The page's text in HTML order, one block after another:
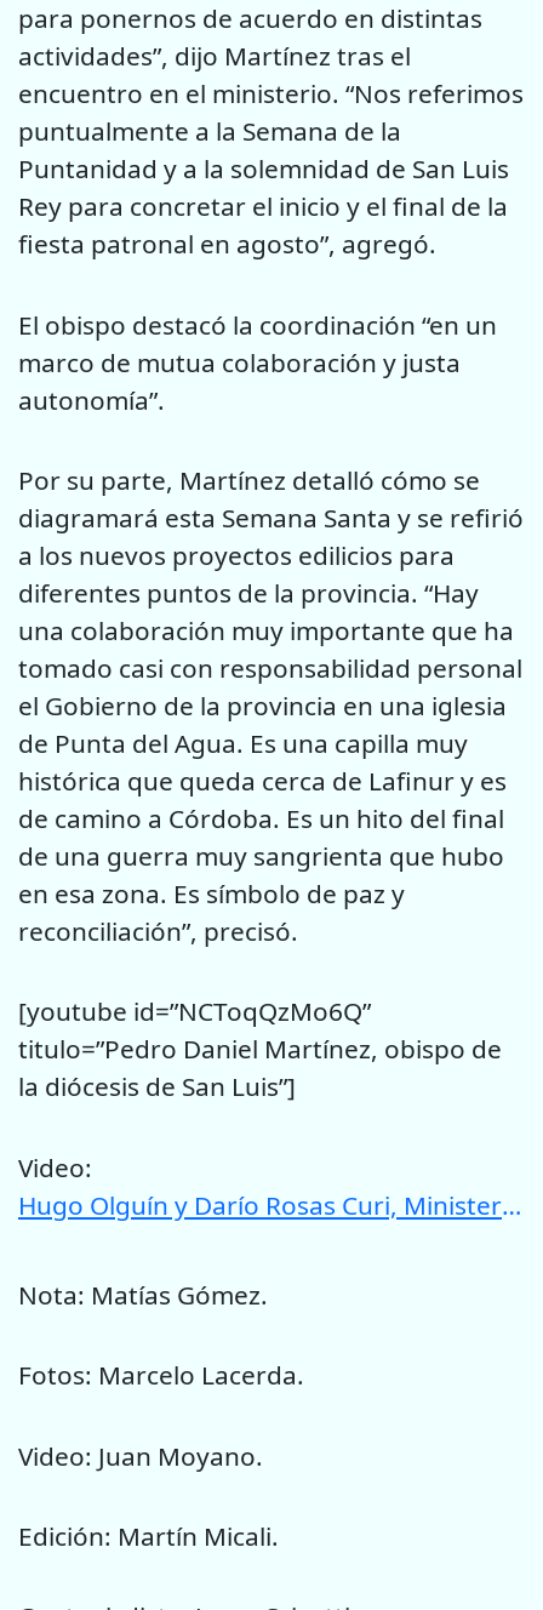
para ponernos de acuerdo en distintas
actividades”, dijo Martínez tras el
encuentro en el ministerio. “Nos referimos
puntualmente a la Semana de la
Puntanidad y a la solemnidad de San Luis
Rey para concretar el inicio y el final de la
fiesta patronal en agosto”, agregó.
El obispo destacó la coordinación “en un
marco de mutua colaboración y justa
autonomía”.
Por su parte, Martínez detalló cómo se
diagramará esta Semana Santa y se refirió
a los nuevos proyectos edilicios para
diferentes puntos de la provincia. “Hay
una colaboración muy importante que ha
tomado casi con responsabilidad personal
el Gobierno de la provincia en una iglesia
de Punta del Agua. Es una capilla muy
histórica que queda cerca de Lafinur y es
de camino a Córdoba. Es un hito del final
de una guerra muy sangrienta que hubo
en esa zona. Es símbolo de paz y
reconciliación”, precisó.
[youtube id=”NCToqQzMo6Q”
titulo=”Pedro Daniel Martínez, obispo de
la diócesis de San Luis”]
Video:
Hugo Olguín y Darío Rosas Curi, Ministerio de Gobierno, Justicia, Culto y Transporte
Nota: Matías Gómez.
Fotos: Marcelo Lacerda.
Video: Juan Moyano.
Edición: Martín Micali.